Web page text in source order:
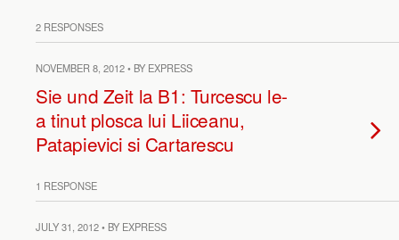
2 RESPONSES
NOVEMBER 8, 2012 • BY EXPRESS
Sie und Zeit la B1: Turcescu le-
a tinut plosca lui Liiceanu,
Patapievici si Cartarescu
1 RESPONSE
JULY 31, 2012 • BY EXPRESS